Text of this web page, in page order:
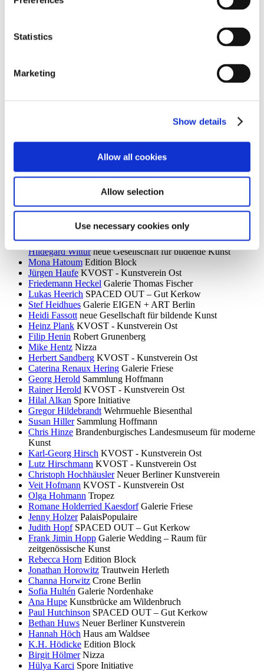
Statistics
Marketing
Show details
Allow all cookies
Allow selection
Use necessary cookies only
Monika Grabuschnigg
SPACED OUT – Gut Kerkow
Isabelle Graeff
Martin Groß
Kunstraum Kreuzberg/Bethanien
KVOST - Kunstverein Ost
Robert Haas Haus am Waldsee
Galerie Nordenhake
Villa Schöningen
Richard Hamilton Edition Block
KVOST - Kunstverein Ost
Harald Krainer, Lutz Marx, Herbert Meyer, Veronika Patzuda,
Hildegard Wittur neue Gesellschaft für bildende Kunst
Mona Hatoum Edition Block
Jürgen Haufe KVOST - Kunstverein Ost
Friedemann Heckel Galerie Thomas Fischer
Lukas Heerich SPACED OUT – Gut Kerkow
Stef Heidhues Galerie EIGEN + ART Berlin
Heidi Fassott neue Gesellschaft für bildende Kunst
Heinz Plank KVOST - Kunstverein Ost
Filip Henin Robert Grunenberg
Mike Hentz Nizza
Herbert Sandberg KVOST - Kunstverein Ost
Caterina Renaux Hering Galerie Friese
Georg Herold Sammlung Hoffmann
Rainer Herold KVOST - Kunstverein Ost
Hilal Alkan Spore Initiative
Gregor Hildebrandt Wehrmuehle Biesenthal
Susan Hiller Sammlung Hoffmann
Chris Hinze Brandenburgisches Landesmuseum für moderne
Kunst
Karl-Georg Hirsch KVOST - Kunstverein Ost
Lutz Hirschmann KVOST - Kunstverein Ost
Christoph Hochhäusler Neuer Berliner Kunstverein
Veit Hofmann KVOST - Kunstverein Ost
Olga Hohmann Tropez
Romane Holderried Kaesdorf Galerie Friese
Jenny Holzer PalaisPopulaire
Judith Hopf SPACED OUT – Gut Kerkow
Frank Jimin Hopp Galerie Wedding – Raum für
zeitgenössische Kunst
Rebecca Horn Edition Block
Jonathan Horowitz Trautwein Herleth
Channa Horwitz Crone Berlin
Sofia Hultén Galerie Nordenhake
Ana Hupe Kunstbrücke am Wildenbruch
Paul Hutchinson SPACED OUT – Gut Kerkow
Bethan Huws Neuer Berliner Kunstverein
Hannah Höch Haus am Waldsee
K.H. Hödicke Edition Block
Birgit Hölmer Nizza
Hülya Karci Spore Initiative